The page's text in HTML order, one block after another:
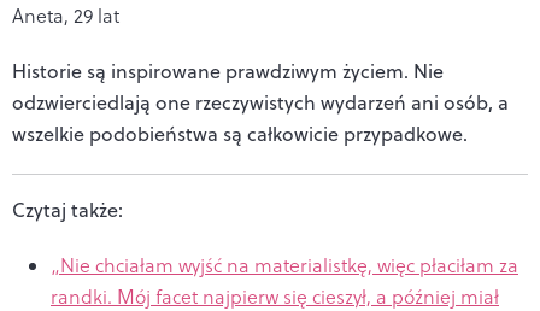
Aneta, 29 lat
Historie są inspirowane prawdziwym życiem. Nie
odzwierciedlają one rzeczywistych wydarzeń ani osób, a
wszelkie podobieństwa są całkowicie przypadkowe.
Czytaj także:
„Nie chciałam wyjść na materialistkę, więc płaciłam za
randki. Mój facet najpierw się cieszył, a później miał